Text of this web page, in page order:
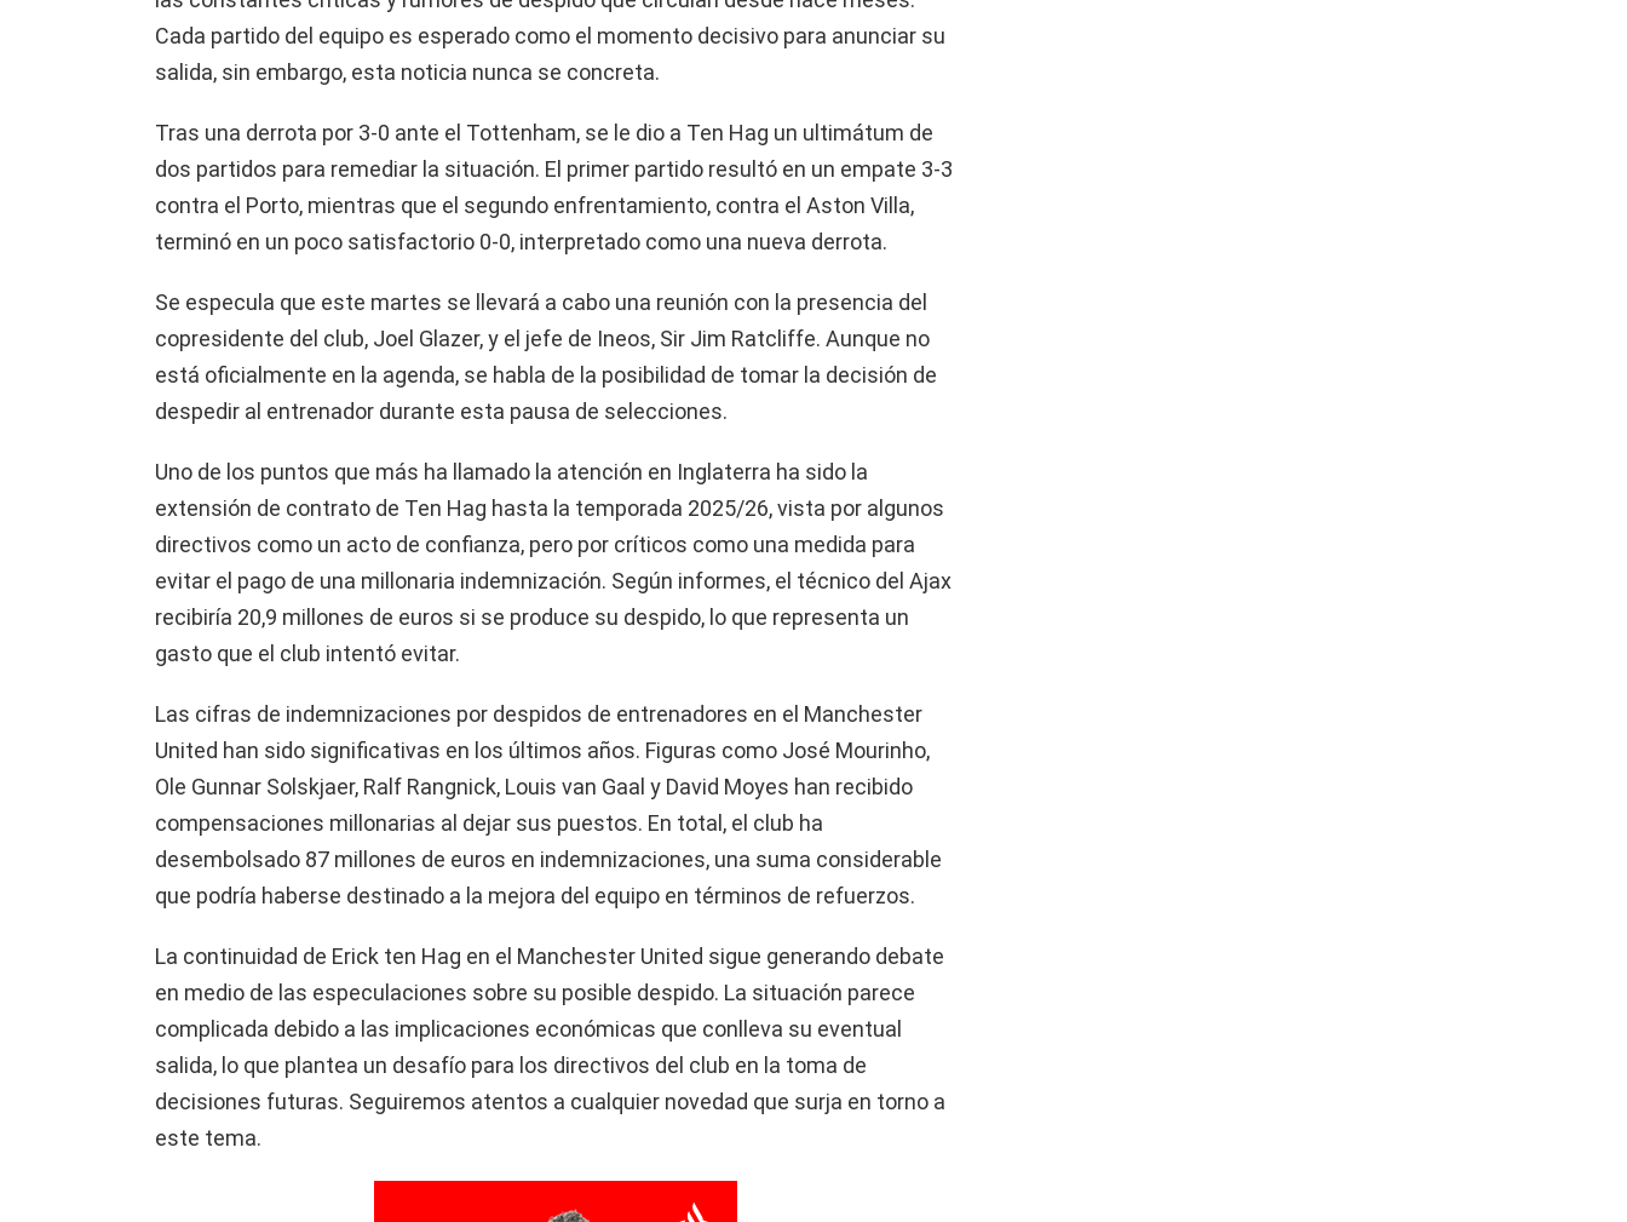
Cada partido del equipo es esperado como el momento decisivo para anunciar su
salida, sin embargo, esta noticia nunca se concreta.
Tras una derrota por 3-0 ante el Tottenham, se le dio a Ten Hag un ultimátum de
dos partidos para remediar la situación. El primer partido resultó en un empate 3-3
contra el Porto, mientras que el segundo enfrentamiento, contra el Aston Villa,
terminó en un poco satisfactorio 0-0, interpretado como una nueva derrota.
Se especula que este martes se llevará a cabo una reunión con la presencia del
copresidente del club, Joel Glazer, y el jefe de Ineos, Sir Jim Ratcliffe. Aunque no
está oficialmente en la agenda, se habla de la posibilidad de tomar la decisión de
despedir al entrenador durante esta pausa de selecciones.
Uno de los puntos que más ha llamado la atención en Inglaterra ha sido la
extensión de contrato de Ten Hag hasta la temporada 2025/26, vista por algunos
directivos como un acto de confianza, pero por críticos como una medida para
evitar el pago de una millonaria indemnización. Según informes, el técnico del Ajax
recibiría 20,9 millones de euros si se produce su despido, lo que representa un
gasto que el club intentó evitar.
Las cifras de indemnizaciones por despidos de entrenadores en el Manchester
United han sido significativas en los últimos años. Figuras como José Mourinho,
Ole Gunnar Solskjaer, Ralf Rangnick, Louis van Gaal y David Moyes han recibido
compensaciones millonarias al dejar sus puestos. En total, el club ha
desembolsado 87 millones de euros en indemnizaciones, una suma considerable
que podría haberse destinado a la mejora del equipo en términos de refuerzos.
La continuidad de Erick ten Hag en el Manchester United sigue generando debate
en medio de las especulaciones sobre su posible despido. La situación parece
complicada debido a las implicaciones económicas que conlleva su eventual
salida, lo que plantea un desafío para los directivos del club en la toma de
decisiones futuras. Seguiremos atentos a cualquier novedad que surja en torno a
este tema.